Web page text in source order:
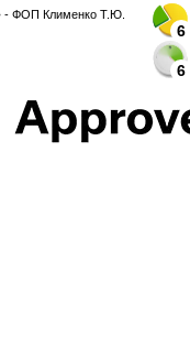
- ФОП Клименко Т.Ю.
6
6
6
6
6
6
6
6
6
6
6
6
6
6
6
6
6
6
6
6
6
6
6
6
6
6
6
6
6
6